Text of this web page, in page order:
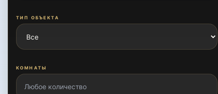
ТИП ОБЪЕКТА
КОМНАТЫ